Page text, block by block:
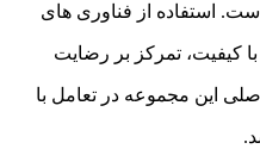
استفاده از فناوری های
کیفیت، تمرکز بر رضایت
این مجموعه در تعامل با